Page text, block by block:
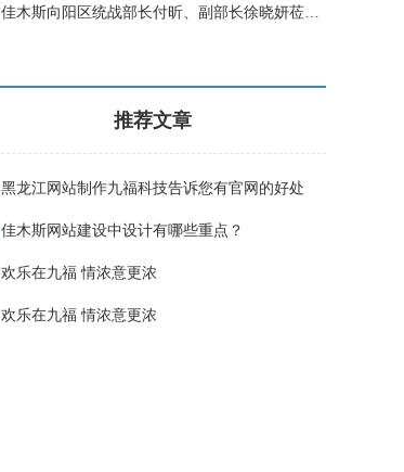
佳木斯向阳区统战部长付昕、副部长徐晓妍莅临九福公司指
推荐文章
黑龙江网站制作九福科技告诉您有官网的好处
佳木斯网站建设中设计有哪些重点？
欢乐在九福 情浓意更浓
欢乐在九福 情浓意更浓